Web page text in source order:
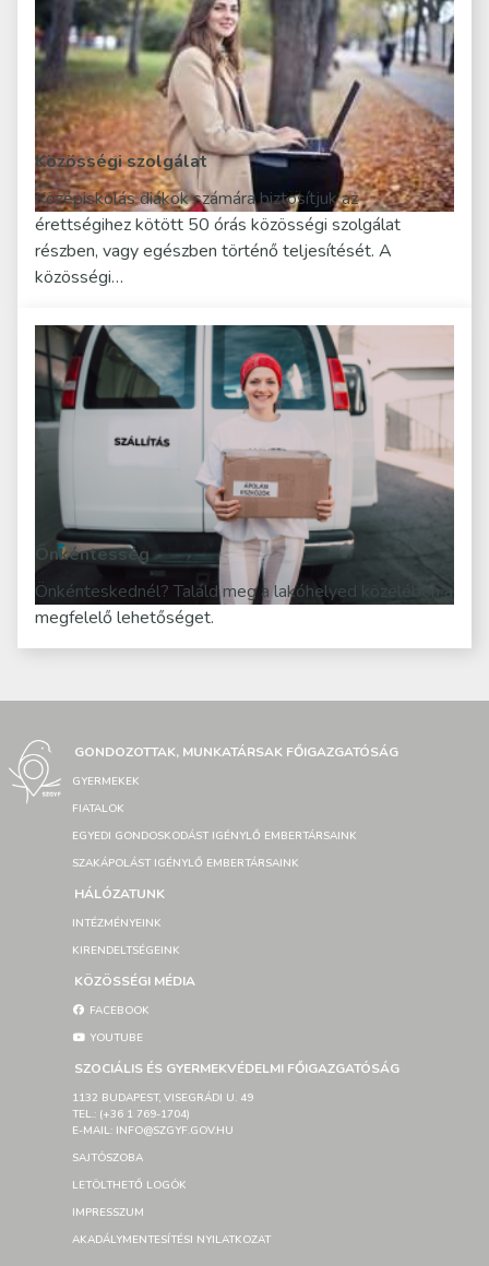
Közösségi szolgálat
Középiskolás diákok számára biztosítjuk az
érettségihez kötött 50 órás közösségi szolgálat
részben, vagy egészben történő teljesítését. A
közösségi…
Önkéntesség
Önkénteskednél? Találd meg a lakóhelyed közelében a
megfelelő lehetőséget.
GONDOZOTTAK, MUNKATÁRSAK FŐIGAZGATÓSÁG
GYERMEKEK
FIATALOK
EGYEDI GONDOSKODÁST IGÉNYLŐ EMBERTÁRSAINK
SZAKÁPOLÁST IGÉNYLŐ EMBERTÁRSAINK
HÁLÓZATUNK
INTÉZMÉNYEINK
KIRENDELTSÉGEINK
KÖZÖSSÉGI MÉDIA
FACEBOOK
YOUTUBE
SZOCIÁLIS ÉS GYERMEKVÉDELMI FŐIGAZGATÓSÁG
1132 BUDAPEST, VISEGRÁDI U. 49
TEL.: (+36 1 769-1704)
E-MAIL: INFO@SZGYF.GOV.HU
SAJTÓSZOBA
LETÖLTHETŐ LOGÓK
IMPRESSZUM
AKADÁLYMENTESÍTÉSI NYILATKOZAT